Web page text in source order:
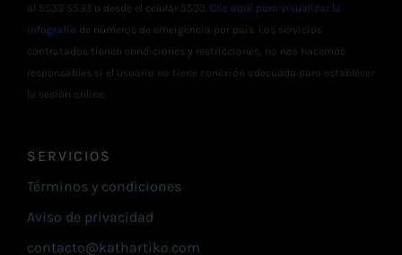
al 5533 5533 o desde el celular 5533. Clic aquí para visualizar la
infografía de números de emergencia por país. Los servicios
contratados tienen condiciones y restricciones, no nos hacemos
responsables si el usuario no tiene conexión adecuada para establecer
la sesión online.
SERVICIOS
Términos y condiciones
Aviso de privacidad
contacto@kathartiko.com